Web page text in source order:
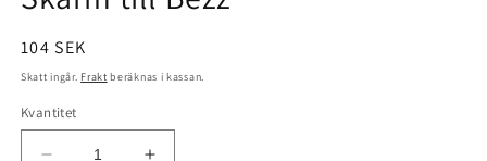
Ordinarie
pris
104 SEK
Skatt ingår. Frakt beräknas i kassan.
Kvantitet